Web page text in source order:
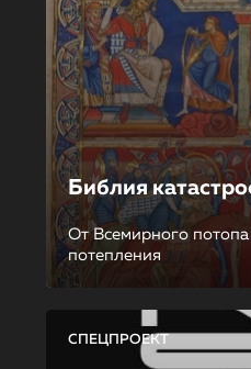
Библия
От Всемирного
потепления
СПЕЦПРОЕКТ